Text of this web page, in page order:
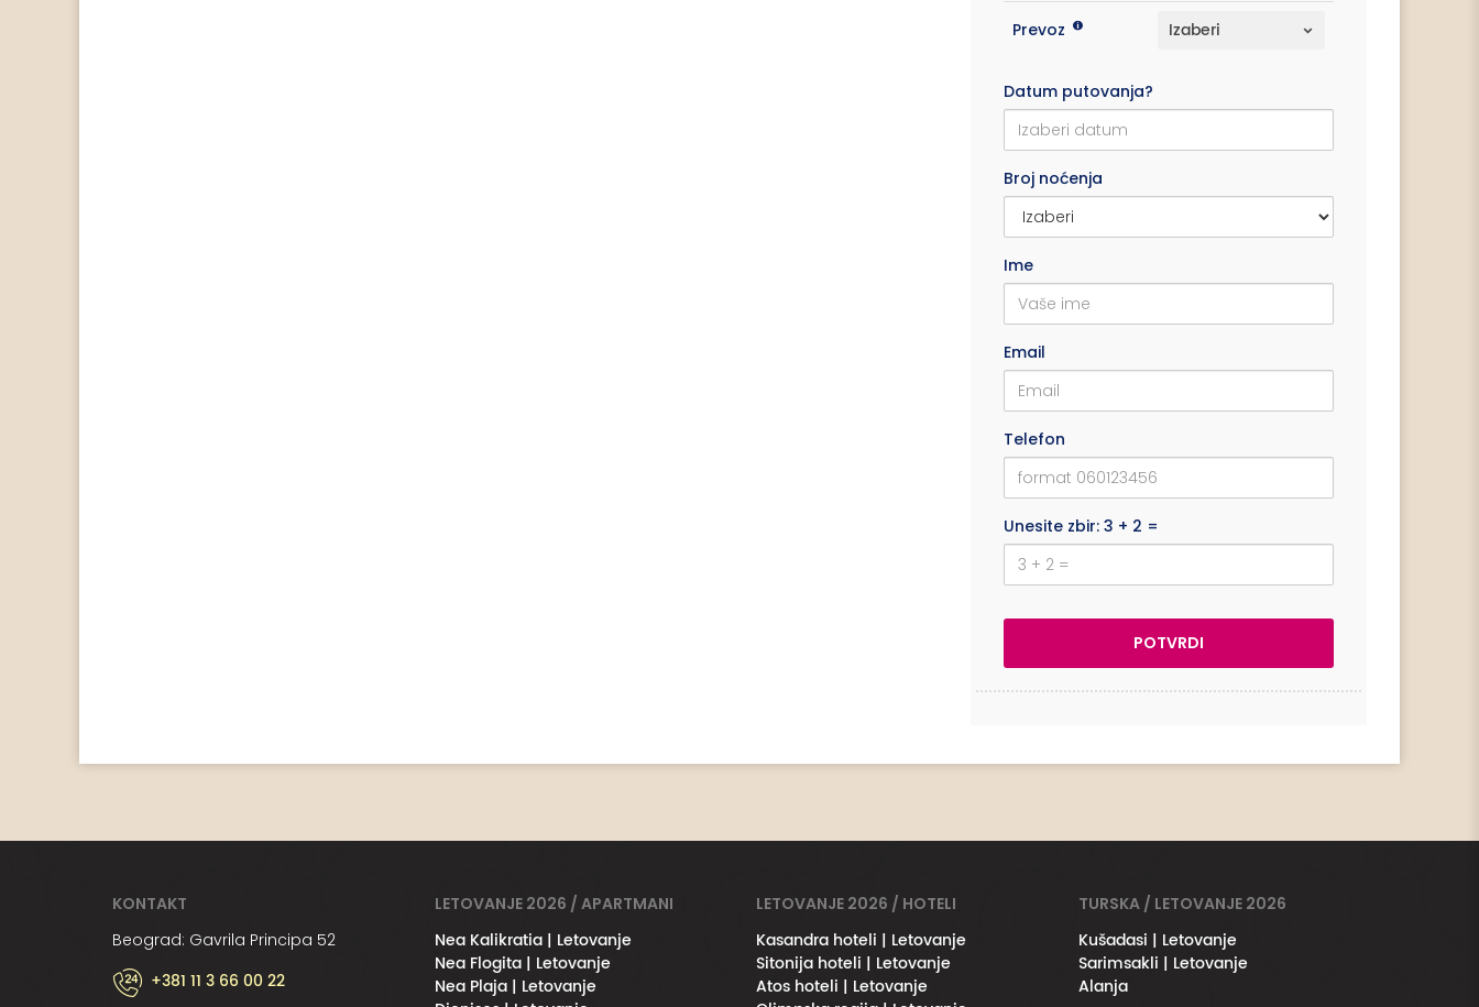
Prevoz
Datum putovanja?
Broj noćenja
Ime
Email
Telefon
Unesite zbir: 3 + 2 =
KONTAKT
Beograd: Gavrila Principa 52
+381 11 3 66 00 22
LETOVANJE 2026 / APARTMANI
Nea Kalikratia | Letovanje
Nea Flogita | Letovanje
Nea Plaja | Letovanje
LETOVANJE 2026 / HOTELI
Kasandra hoteli | Letovanje
Sitonija hoteli | Letovanje
Atos hoteli | Letovanje
TURSKA / LETOVANJE 2026
Kušadasi | Letovanje
Sarimsakli | Letovanje
Alanja